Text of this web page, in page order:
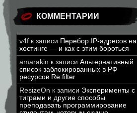
КОММЕНТАРИИ
v4f к записи Перебор IP-адресов на
хостинге — и как с этим бороться
amarakin к записи Альтернативный
список заблокированных в РФ
ресурсов Re:filter
ResizeOn к записи Эксперименты с
тиграми и другие способы
преподавать программирование